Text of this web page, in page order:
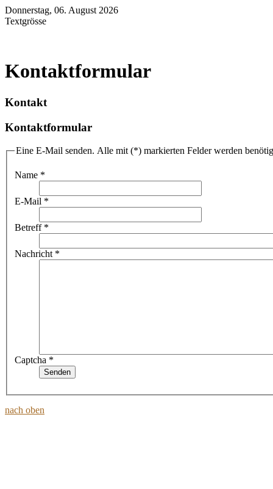
Donnerstag, 06. August 2026
Textgrösse
Kontaktformular
Kontakt
Kontaktformular
Eine E-Mail senden. Alle mit (*) markierten Felder werden
Name *
E-Mail *
Betreff*
Nachricht *
Captcha *
Senden
nach oben